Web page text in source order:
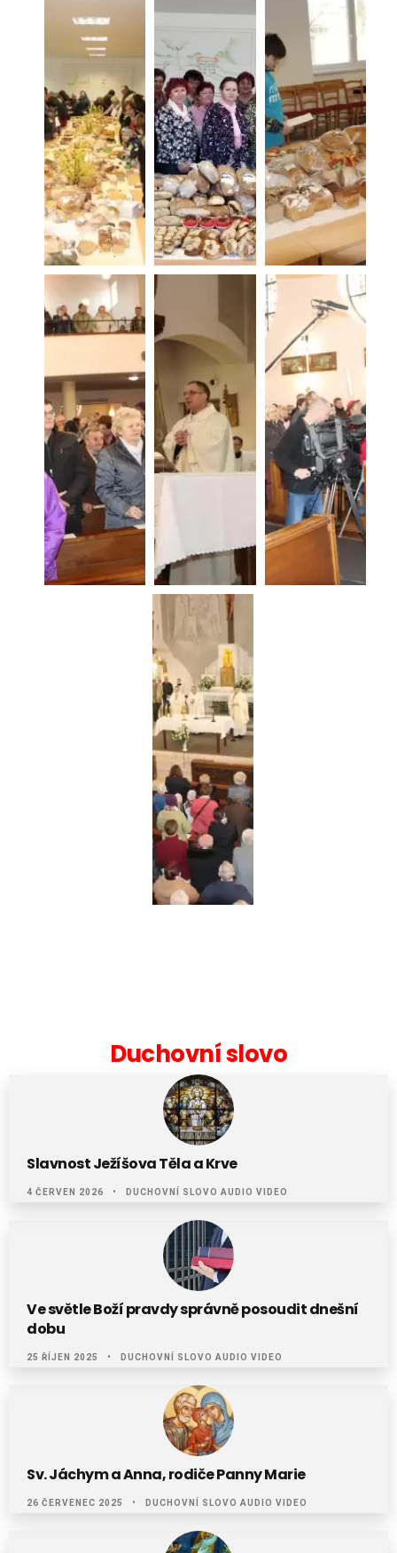
Duchovní slovo
Slavnost Ježíšova Těla a Krve
4 ČERVEN 2026 DUCHOVNÍ SLOVO AUDIO VIDEO
Ve světle Boží pravdy správně posoudit dnešní
dobu
25 ŘÍJEN 2025 DUCHOVNÍ SLOVO AUDIO VIDEO
Sv. Jáchym a Anna, rodiče Panny Marie
26 ČERVENEC 2025 DUCHOVNÍ SLOVO AUDIO VIDEO